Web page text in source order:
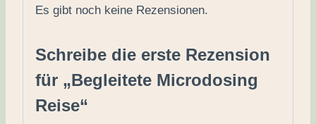
Es gibt noch keine Rezensionen.
Schreibe die erste Rezension
für „Begleitete Microdosing
Reise“